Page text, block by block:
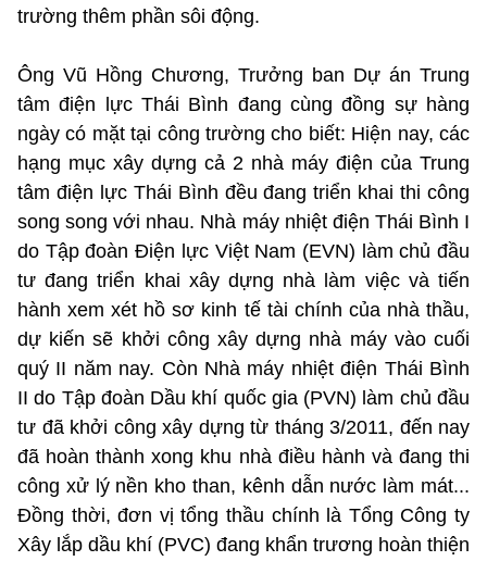
trường thêm phần sôi động.
Ông Vũ Hồng Chương, Trưởng ban Dự án Trung
tâm điện lực Thái Bình đang cùng đồng sự hàng
ngày có mặt tại công trường cho biết: Hiện nay, các
hạng mục xây dựng cả 2 nhà máy điện của Trung
tâm điện lực Thái Bình đều đang triển khai thi công
song song với nhau. Nhà máy nhiệt điện Thái Bình I
do Tập đoàn Điện lực Việt Nam (EVN) làm chủ đầu
tư đang triển khai xây dựng nhà làm việc và tiến
hành xem xét hồ sơ kinh tế tài chính của nhà thầu,
dự kiến sẽ khởi công xây dựng nhà máy vào cuối
quý II năm nay. Còn Nhà máy nhiệt điện Thái Bình
II do Tập đoàn Dầu khí quốc gia (PVN) làm chủ đầu
tư đã khởi công xây dựng từ tháng 3/2011, đến nay
đã hoàn thành xong khu nhà điều hành và đang thi
công xử lý nền kho than, kênh dẫn nước làm mát...
Đồng thời, đơn vị tổng thầu chính là Tổng Công ty
Xây lắp dầu khí (PVC) đang khẩn trương hoàn thiện